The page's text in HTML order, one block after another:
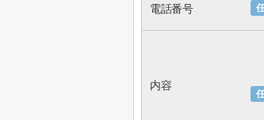
電話番号
内容